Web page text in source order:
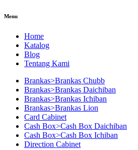
Menu
Home
Katalog
Blog
Tentang Kami
Brankas>Brankas Chubb
Brankas>Brankas Daichiban
Brankas>Brankas Ichiban
Brankas>Brankas Lion
Card Cabinet
Cash Box>Cash Box Daichiban
Cash Box>Cash Box Ichiban
Direction Cabinet